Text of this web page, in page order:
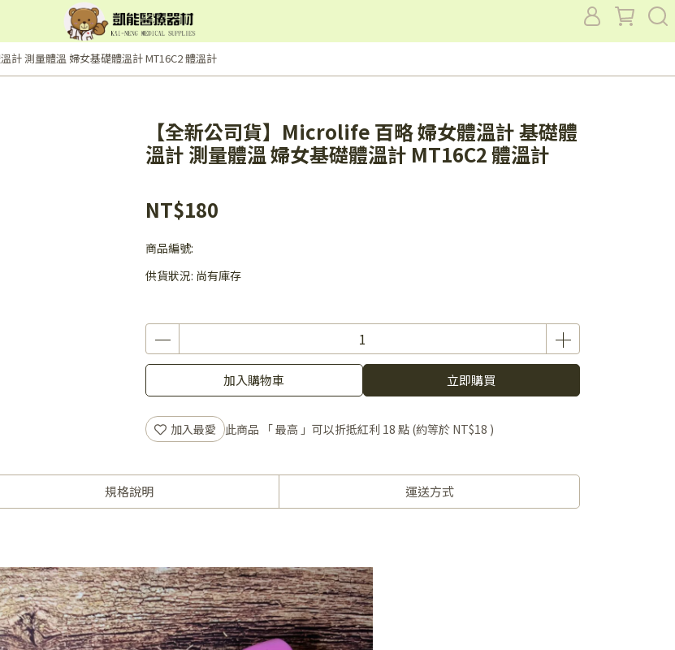
計 測量體溫 婦女基礎體溫計 MT16C2 體溫計
【全新公司貨】Microlife 百略 婦女體溫計 基礎體
溫計 測量體溫 婦女基礎體溫計 MT16C2 體溫計
NT$180
商品編號:
供貨狀況: 尚有庫存
加入購物車 立即購買
加入最愛 此商品 「 最高 」可以折抵紅利 18 點 (約等於 NT$18 )
規格說明 運送方式